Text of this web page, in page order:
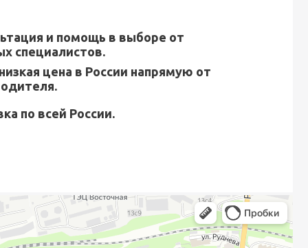
и помощь в выборе от
специалистов.
цена в России напрямую от
по всей России.